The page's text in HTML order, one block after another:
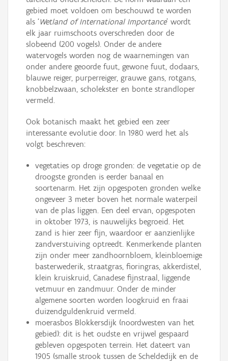
gebied moet voldoen om beschouwd te worden
als ‘Wetland of International Importance’ wordt
elk jaar ruimschoots overschreden door de
slobeend (200 vogels). Onder de andere
watervogels worden nog de waarnemingen van
onder andere geoorde fuut, gewone fuut, dodaars,
blauwe reiger, purperreiger, grauwe gans, rotgans,
knobbelzwaan, scholekster en bonte strandloper
vermeld.
Ook botanisch maakt het gebied een zeer
interessante evolutie door. In 1980 werd het als
volgt beschreven:
vegetaties op droge gronden: de vegetatie op de
droogste gronden is eerder banaal en
soortenarm. Het zijn opgespoten gronden welke
ongeveer 3 meter boven het normale waterpeil
van de plas liggen. Een deel ervan, opgespoten
in oktober 1973, is nauwelijks begroeid. Het
zand is hier zeer fijn, waardoor er aanzienlijke
zandverstuiving optreedt. Kenmerkende planten
zijn onder meer zandhoornbloem, kleinbloemige
basterwederik, straatgras, fioringras, akkerdistel,
klein kruiskruid, Canadese fijnstraal, liggende
vetmuur en zandmuur. Onder de minder
algemene soorten worden loogkruid en fraai
duizendguldenkruid vermeld.
moerasbos Blokkersdijk (noordwesten van het
gebied): dit is het oudste en vrijwel gespaard
gebleven opgespoten terrein. Het dateert van
1905 (smalle strook tussen de Scheldedijk en de